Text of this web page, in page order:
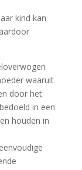
kind kan
waaruit
door het
in een
houden in